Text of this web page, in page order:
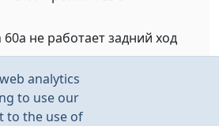
не работает задний ход
120
analytics
to use our
to the use of